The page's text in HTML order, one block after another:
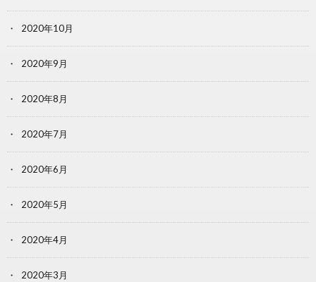
2020年10月
2020年9月
2020年8月
2020年7月
2020年6月
2020年5月
2020年4月
2020年3月